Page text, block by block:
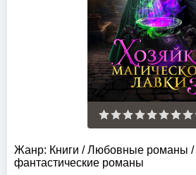
Жанр: Книги /Любовные романы /
фантастические романы